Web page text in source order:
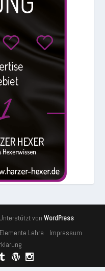
von WordPress
Lehre
Impressum